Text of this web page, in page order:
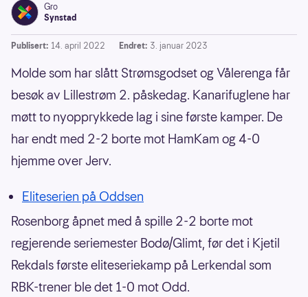
Gro
Synstad
Publisert: 14. april 2022 Endret: 3. januar 2023
Molde som har slått Strømsgodset og Vålerenga får
besøk av Lillestrøm 2. påskedag. Kanarifuglene har
møtt to nyopprykkede lag i sine første kamper. De
har endt med 2-2 borte mot HamKam og 4-0
hjemme over Jerv.
Eliteserien på Oddsen
Rosenborg åpnet med å spille 2-2 borte mot
regjerende seriemester Bodø/Glimt, før det i Kjetil
Rekdals første eliteseriekamp på Lerkendal som
RBK-trener ble det 1-0 mot Odd.